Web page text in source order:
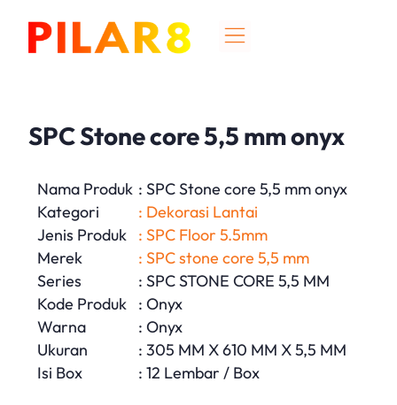
SPC Stone core 5,5 mm onyx
Nama Produk : SPC Stone core 5,5 mm onyx
Kategori
: Dekorasi Lantai
Jenis Produk
: SPC Floor 5.5mm
Merek
: SPC stone core 5,5 mm
Series
: SPC STONE CORE 5,5 MM
Kode Produk
: Onyx
Warna
: Onyx
Ukuran
: 305 MM X 610 MM X 5,5 MM
Isi Box
: 12 Lembar / Box